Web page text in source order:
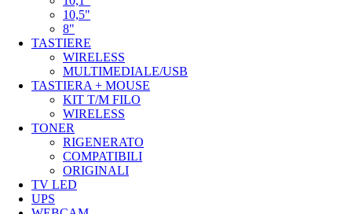
10,5"
8"
TASTIERE
WIRELESS
MULTIMEDIALE/USB
TASTIERA + MOUSE
KIT T/M FILO
WIRELESS
TONER
RIGENERATO
COMPATIBILI
ORIGINALI
TV LED
UPS